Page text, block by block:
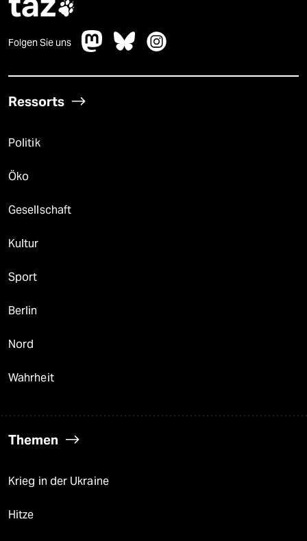

Folgen Sie uns
Ressorts
Politik
Öko
Gesellschaft
Kultur
Sport
Berlin
Nord
Wahrheit
Themen
Krieg in der Ukraine
Hitze